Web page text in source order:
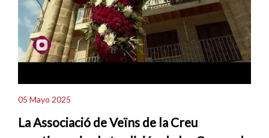
05 Mayo 2025
La Associació de Veïns de la Creu